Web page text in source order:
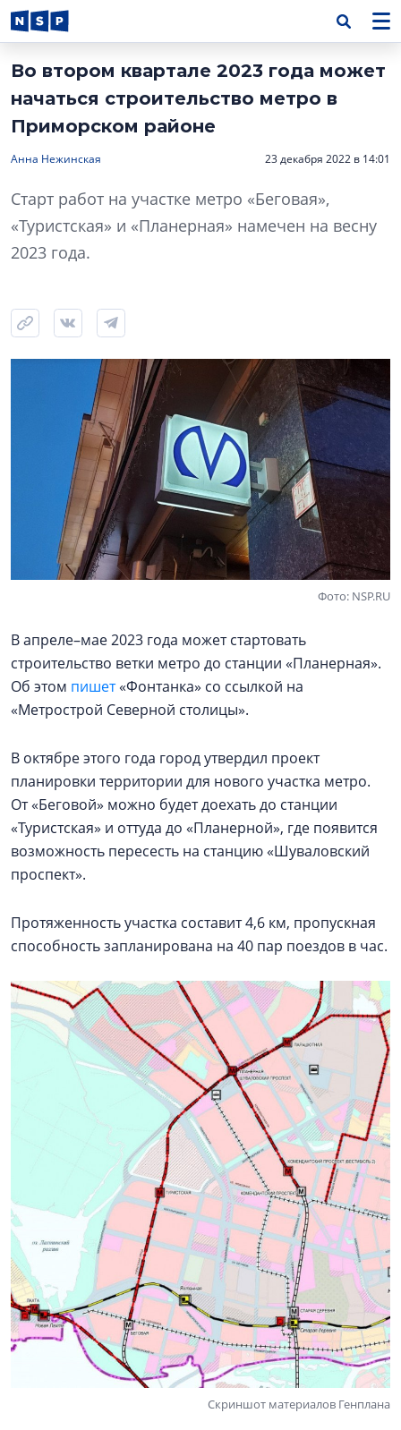
Во втором квартале 2023 года может
начаться строительство метро в
Приморском районе
Анна Нежинская 23 декабря 2022 в 14:01
Старт работ на участке метро «Беговая»,
«Туристская» и «Планерная» намечен на весну
2023 года.
Фото: NSP.RU
В апреле–мае 2023 года может стартовать
строительство ветки метро до станции «Планерная».
Об этом пишет«Фонтанка» со ссылкой на
«Метрострой Северной столицы».
В октябре этого года город утвердил проект
планировки территории для нового участка метро.
От «Беговой» можно будет доехать до станции
«Туристская» и оттуда до «Планерной», где появится
возможность пересесть на станцию «Шуваловский
проспект».
Протяженность участка составит 4,6 км, пропускная
способность запланирована на 40 пар поездов в час.
Скриншот материалов Генплана